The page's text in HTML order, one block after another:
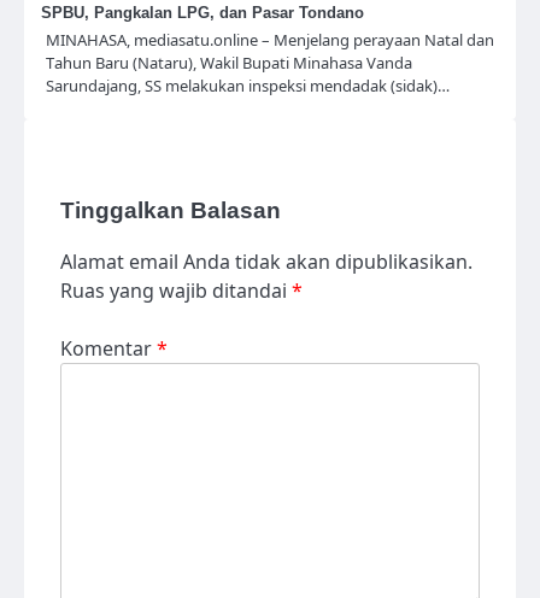
SPBU, Pangkalan LPG, dan Pasar Tondano
MINAHASA, mediasatu.online – Menjelang perayaan Natal dan
Tahun Baru (Nataru), Wakil Bupati Minahasa Vanda
Sarundajang, SS melakukan inspeksi mendadak (sidak)…
Tinggalkan Balasan
Alamat email Anda tidak akan dipublikasikan.
Ruas yang wajib ditandai *
Komentar*